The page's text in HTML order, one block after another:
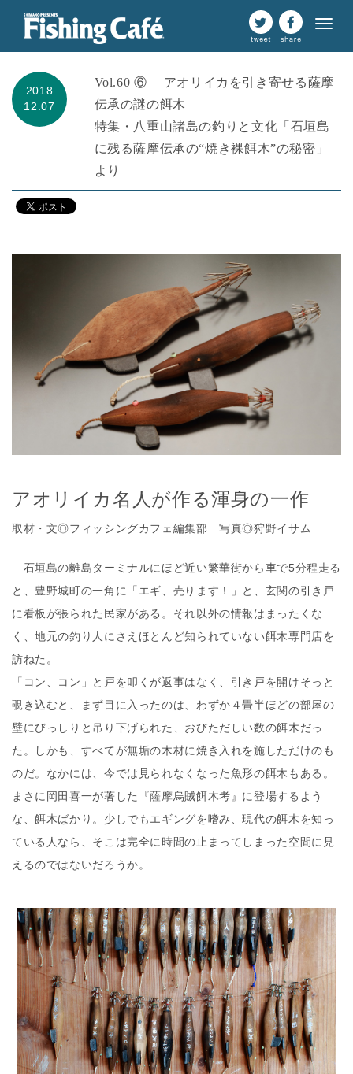
2018
12.07
Vol.60 ⑥ アオリイカを引き寄せる薩摩
伝承の謎の餌木
特集・八重山諸島の釣りと文化「石垣島
に残る薩摩伝承の“焼き裸餌木”の秘密」
より
アオリイカ名人が作る渾身の一作
取材・文◎フィッシングカフェ編集部 写真◎狩野イサム
石垣島の離島ターミナルにほど近い繁華街から車で5分程走る
と、豊野城町の一角に「エギ、売ります！」と、玄関の引き戸
に看板が張られた民家がある。それ以外の情報はまったくな
く、地元の釣り人にさえほとんど知られていない餌木専門店を
訪ねた。
「コン、コン」と戸を叩くが返事はなく、引き戸を開けそっと
覗き込むと、まず目に入ったのは、わずか４畳半ほどの部屋の
壁にびっしりと吊り下げられた、おびただしい数の餌木だっ
た。しかも、すべてが無垢の木材に焼き入れを施しただけのも
のだ。なかには、今では見られなくなった魚形の餌木もある。
まさに岡田喜一が著した『薩摩烏賊餌木考』に登場するよう
な、餌木ばかり。少しでもエギングを嗜み、現代の餌木を知っ
ている人なら、そこは完全に時間の止まってしまった空間に見
えるのではないだろうか。